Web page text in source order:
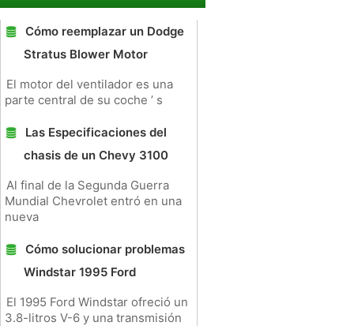
Cómo reemplazar un Dodge
Stratus Blower Motor
El motor del ventilador es una
parte central de su coche ’ s
Las Especificaciones del
chasis de un Chevy 3100
Al final de la Segunda Guerra
Mundial Chevrolet entró en una
nueva
Cómo solucionar problemas
Windstar 1995 Ford
El 1995 Ford Windstar ofreció un
3.8-litros V-6 y una transmisión